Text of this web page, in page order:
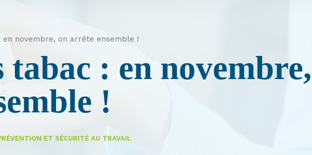
en novembre, on arrête ensemble !
tabac : en
!
ET SÉCURITÉ AU TRAVAIL